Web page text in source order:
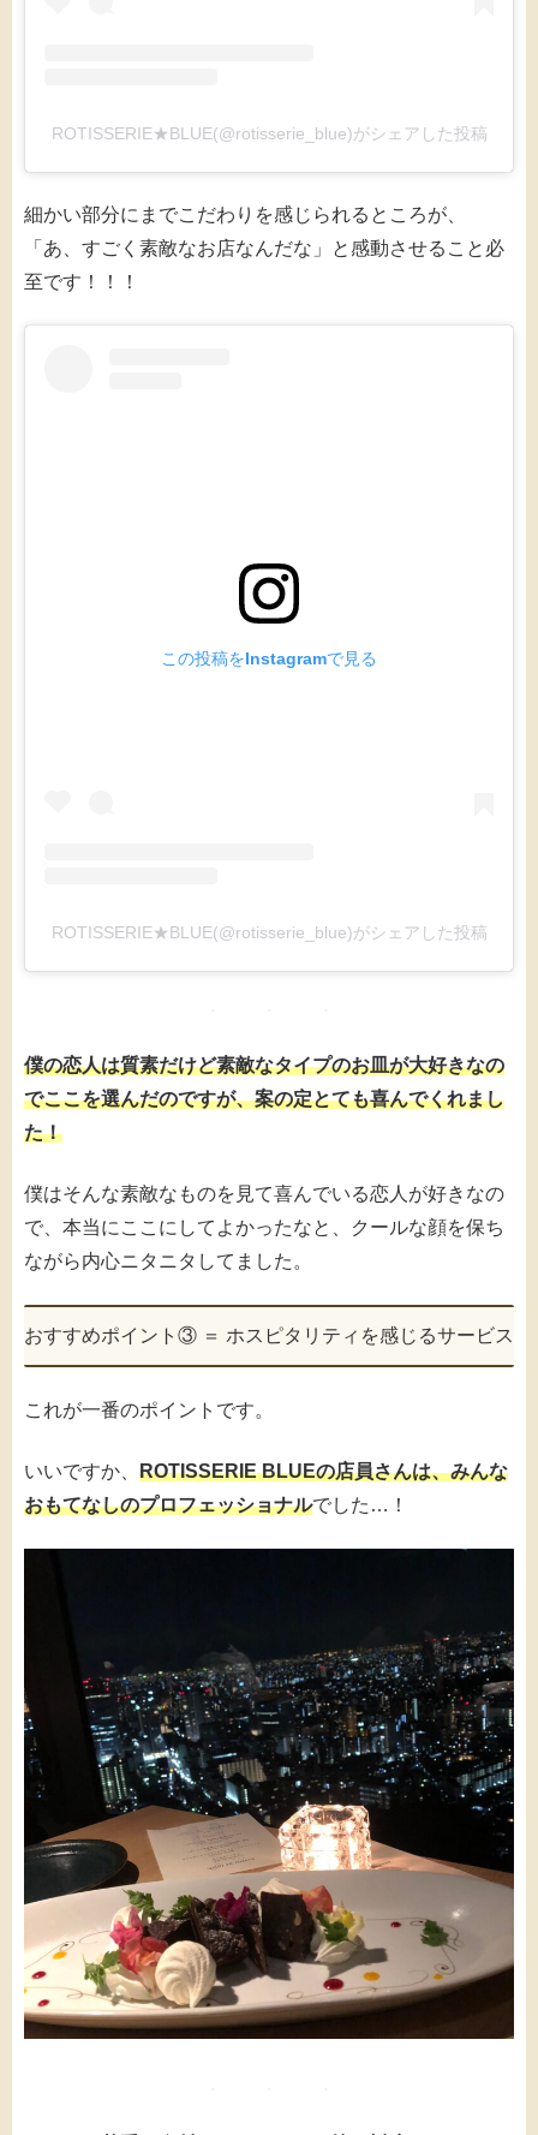
ROTISSERIE★BLUE(@rotisserie_blue)がシェアした投稿
細かい部分にまでこだわりを感じられるところが、
「あ、すごく素敵なお店なんだな」と感動させること必
至です！！！
この投稿をInstagramで見る
ROTISSERIE★BLUE(@rotisserie_blue)がシェアした投稿
僕の恋人は質素だけど素敵なタイプのお皿が大好きなの
でここを選んだのですが、案の定とても喜んでくれまし
た！
僕はそんな素敵なものを見て喜んでいる恋人が好きなの
で、本当にここにしてよかったなと、クールな顔を保ち
ながら内心ニタニタしてました。
おすすめポイント③ ＝ ホスピタリティを感じるサービス
これが一番のポイントです。
いいですか、 ROTISSERIE BLUEの店員さんは、みんな
おもてなしのプロフェッショナルでした…！